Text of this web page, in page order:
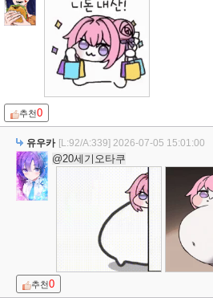
추천0
유우카 [L:92/A:339] 2026-07-05 15:01:00
@20세기오타쿠
추천0